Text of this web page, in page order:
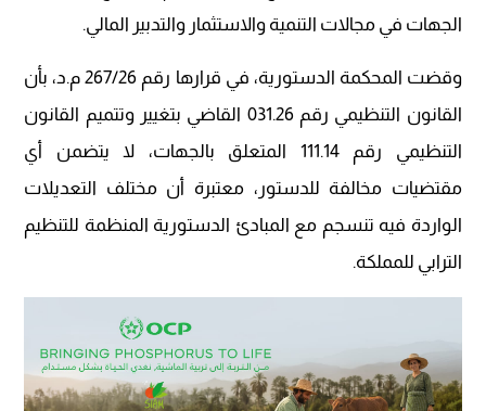
الجهات في مجالات التنمية والاستثمار والتدبير المالي.
وقضت المحكمة الدستورية، في قرارها رقم 267/26 م.د، بأن
القانون التنظيمي رقم 031.26 القاضي بتغيير وتتميم القانون
التنظيمي رقم 111.14 المتعلق بالجهات، لا يتضمن أي
مقتضيات مخالفة للدستور، معتبرة أن مختلف التعديلات
الواردة فيه تنسجم مع المبادئ الدستورية المنظمة للتنظيم
الترابي للمملكة.